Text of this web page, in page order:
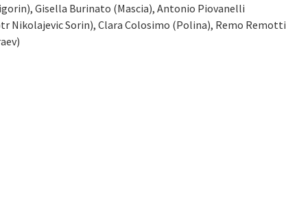
Gisella Burinato (Mascia), Antonio Piovanelli
Nikolajevic Sorin), Clara Colosimo (Polina), Remo Remotti